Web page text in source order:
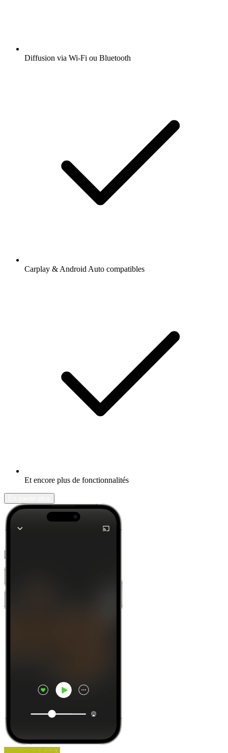
Diffusion via Wi-Fi ou Bluetooth
Carplay & Android Auto compatibles
Et encore plus de fonctionnalités